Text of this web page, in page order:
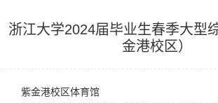
浙江大学2024届毕业生春季大型
金港校区）
紫金港校区体育馆